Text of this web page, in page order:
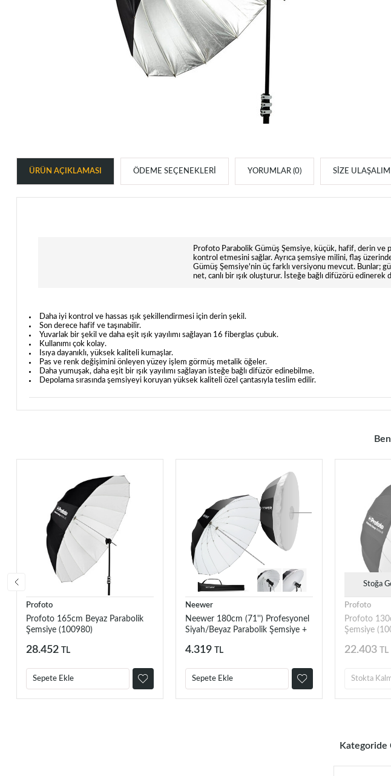
ÜRÜN AÇIKLAMASI ÖDEME SEÇENEKLERI YORUMLAR (0) SIZE ULAŞALIM
Profoto Parabolik Gümüş Şemsiye, küçük, hafif, derin ve
kontrol etmesini sağlar. Ayrıca şemsiye milini, flaş
Gümüş Şemsiye'nin üç farklı versiyonu mevcut. Bunlar;
net, canlı bir ışık oluşturur. İsteğe bağlı difüzörü edinerek
Daha iyi kontrol ve hassas ışık şekillendirmesi için derin şekil.
Son derece hafif ve taşınabilir.
Yuvarlak bir şekil ve daha eşit ışık yayılımı sağlayan 16 fiberglas çubuk.
Kullanımı çok kolay.
Isıya dayanıklı, yüksek kaliteli kumaşlar.
Pas ve renk değişimini önleyen yüzey işlem görmüş metalik öğeler.
Daha yumuşak, daha eşit bir ışık yayılımı sağlayan isteğe bağlı difüzör edinebilme.
Depolama sırasında şemsiyeyi koruyan yüksek kaliteli özel çantasıyla teslim edilir.
Profoto
Profoto 165cm Beyaz Parabolik
Şemsiye (100980)
28.452 TL
Sepete Ekle
Neewer
Neewer 180cm (71'') Profesyonel
Siyah/Beyaz Parabolik Şemsiye +
4.319 TL
Sepete Ekle
Stoğa
Profoto
Profoto
Şemsiye
22.403 TL
Stokta
Kategoride